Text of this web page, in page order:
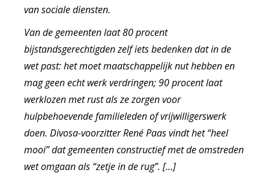
van sociale diensten.
Van de gemeenten laat 80 procent
bijstandsgerechtigden zelf iets bedenken dat in de
wet past: het moet maatschappelijk nut hebben en
mag geen echt werk verdringen; 90 procent laat
werklozen met rust als ze zorgen voor
hulpbehoevende familieleden of vrijwilligerswerk
doen. Divosa-voorzitter René Paas vindt het “heel
mooi” dat gemeenten constructief met de omstreden
wet omgaan als “zetje in de rug”. […]